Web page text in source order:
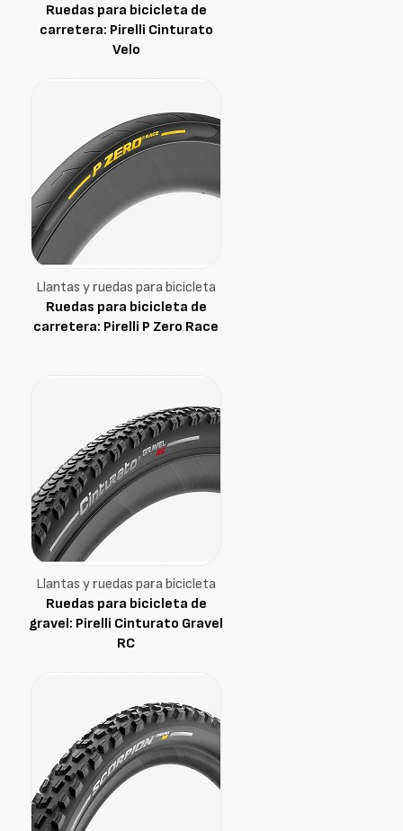
Ruedas para bicicleta de
carretera: Pirelli Cinturato
Velo
Llantas y ruedas para bicicleta
Ruedas para bicicleta de
carretera: Pirelli P Zero Race
Llantas y ruedas para bicicleta
Ruedas para bicicleta de
gravel: Pirelli Cinturato Gravel
RC